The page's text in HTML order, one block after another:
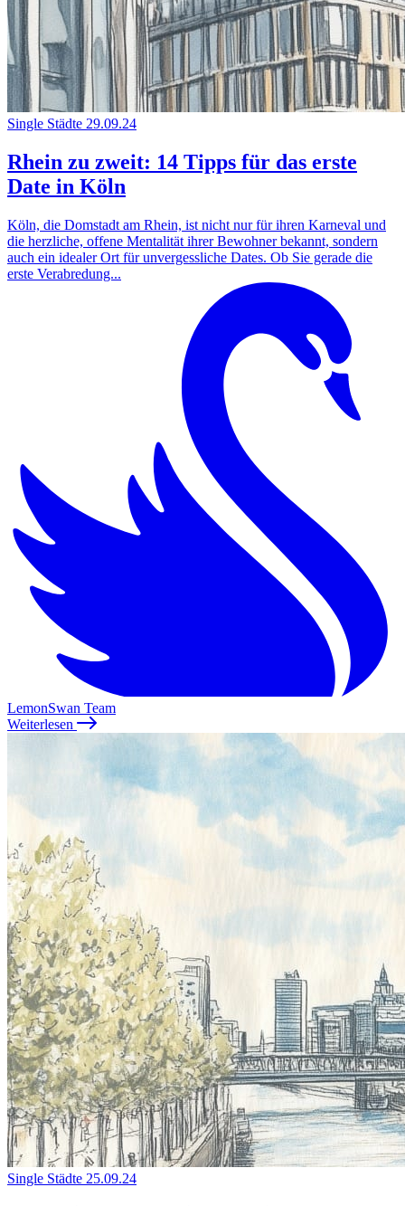
Single Städte 29.09.24
Rhein zu zweit: 14 Tipps für das erste
Date in Köln
Köln, die Domstadt am Rhein, ist nicht nur für ihren Karneval und
die herzliche, offene Mentalität ihrer Bewohner bekannt, sondern
auch ein idealer Ort für unvergessliche Dates. Ob Sie gerade die
erste Verabredung...
LemonSwan Team
Weiterlesen
Single Städte 25.09.24